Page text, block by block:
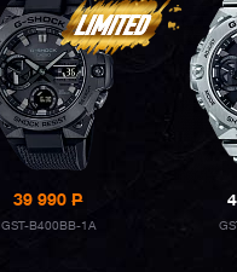
39 990P
GST-B400BB-1A